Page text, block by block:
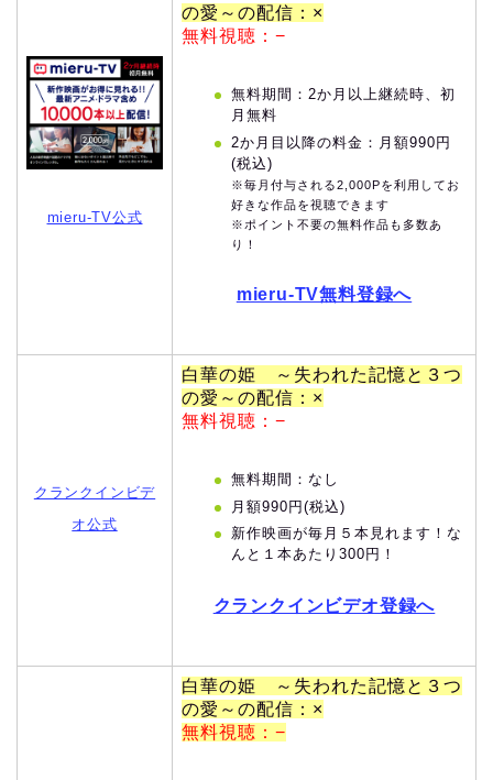
mieru-TV公式
の愛～の配信：×
無料視聴：−
無料期間：2か月以上継続時、初
月無料
2か月目以降の料金：月額990円
(税込)
※毎月付与される2,000Pを利用してお
好きな作品を視聴できます
※ポイント不要の無料作品も多数あ
り！
mieru-TV無料登録へ
クランクインビデ
オ公式
白華の姫 ～失われた記憶と３つ
の愛～の配信：×
無料視聴：−
無料期間：なし
月額990円(税込)
新作映画が毎月５本見れます！な
んと１本あたり300円！
クランクインビデオ登録へ
白華の姫 ～失われた記憶と３つ
の愛～の配信：×
無料視聴：−